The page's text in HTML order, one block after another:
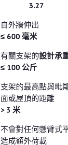
3.27
自外牆伸出
≤ 600 毫米
有關支架的設計承
≤ 100 公斤
支架的最高點與毗
面或屋頂的距離
> 3 米
不會對任何懸臂式
造成額外荷載